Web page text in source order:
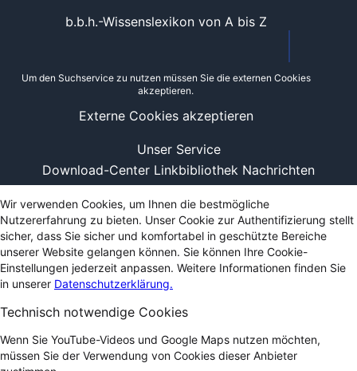
Unser Service
Download-Center Linkbibliothek Nachrichten
b.b.h.-Wissenslexikon von A bis Z
Um den Suchservice zu nutzen müssen Sie die externen Cookies
akzeptieren.
Externe Cookies akzeptieren
Wir verwenden Cookies, um Ihnen die bestmögliche
Nutzererfahrung zu bieten. Unser Cookie zur Authentifizierung stellt
sicher, dass Sie sicher und komfortabel in geschützte Bereiche
unserer Website gelangen können. Sie können Ihre Cookie-
Einstellungen jederzeit anpassen. Weitere Informationen finden Sie
in unserer Datenschutzerklärung.
Technisch notwendige Cookies
Wenn Sie YouTube-Videos und Google Maps nutzen möchten,
müssen Sie der Verwendung von Cookies dieser Anbieter